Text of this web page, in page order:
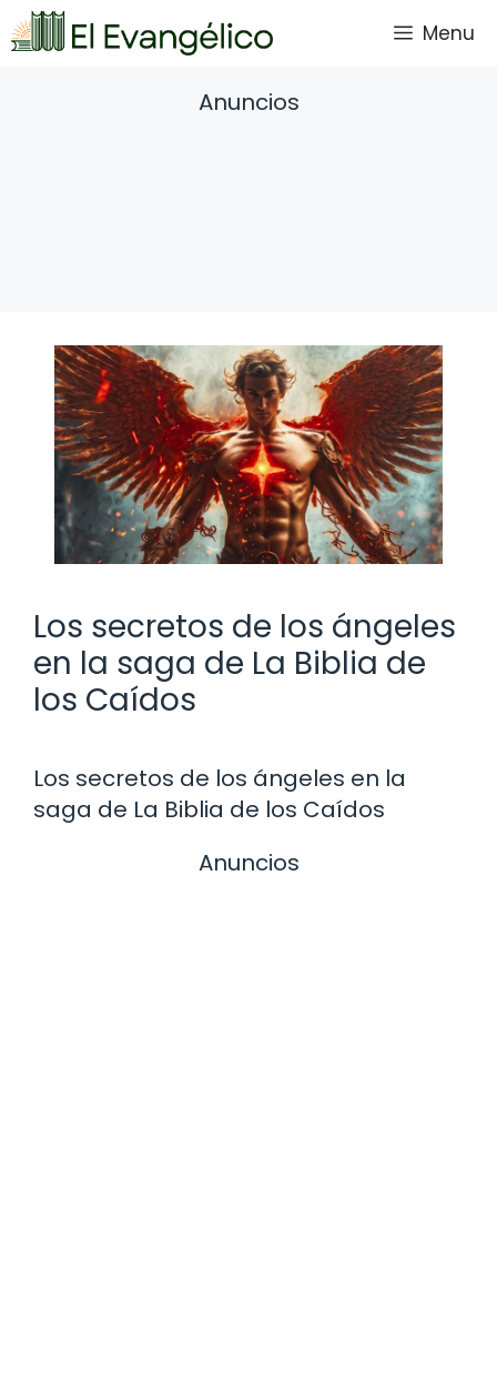
Saltar
al
Menu
Anuncios
Los secretos de los ángeles
en la saga de La Biblia de
los Caídos
Los secretos de los ángeles en la
saga de La Biblia de los Caídos
Anuncios